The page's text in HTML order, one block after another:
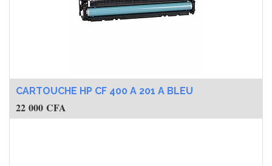
CARTOUCHE HP CF 400 A 201 A BLEU
22 000 CFA